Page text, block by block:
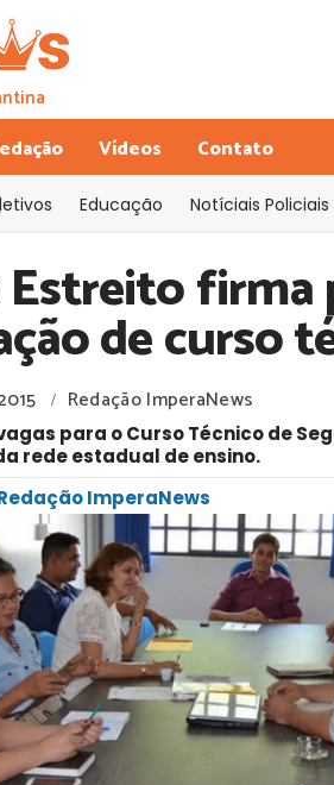
Vídeos Contato
Educação Notíciais Policiais
firma
de curso
/ Redação ImperaNews
para o Curso Técnico de
rede estadual de ensino.
Redação ImperaNews